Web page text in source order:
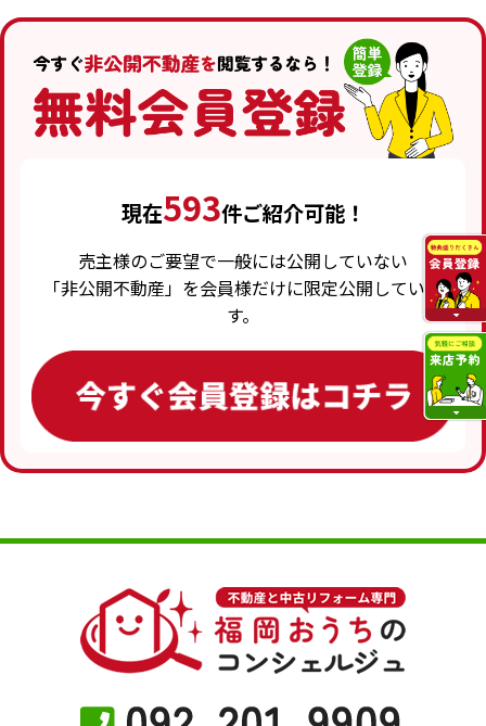
現在593件ご紹介可能！
売主様のご要望で一般には公開していない
「非公開不動産」を会員様だけに限定公開していま
す。